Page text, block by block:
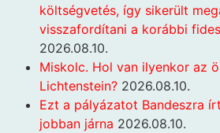
költségvetés, így sikerült
visszafordítani a korábbi
2026.08.10.
Miskolc. Hol van ilyenkor az
Lichtenstein? 2026.08.10.
Ezt a pályázatot Bandeszra
jobban járna 2026.08.10.